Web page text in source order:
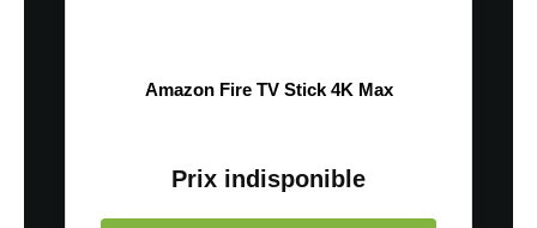
Amazon Fire TV Stick 4K Max
Prix indisponible